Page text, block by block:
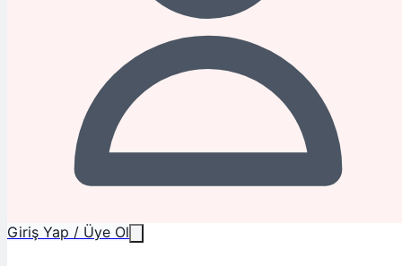
Giriş Yap / Üye Ol